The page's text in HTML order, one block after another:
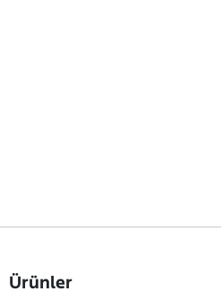
Ürünler